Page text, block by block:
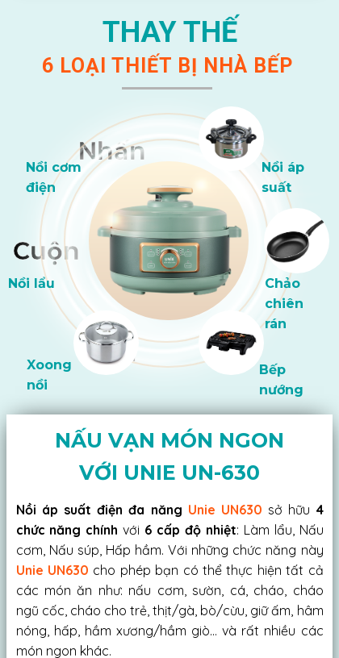
6 LOẠI THIẾT BỊ NHÀ BẾP
THAY THẾ
Nhấn
Chà
Cuộn
Nắn
Bấm Bóp
Nồi cơm
điện
Nồi lẩu
Nồi áp
suất
Chảo
chiên
rán
Xoong
nồi
Bếp
nướng
NẤU VẠN MÓN NGON
VỚI UNIE UN-630
Nồi áp suất điện đa năng Unie UN630 sở hữu 4
chức năng chính với 6 cấp độ nhiệt: Làm lẩu, Nấu
cơm, Nấu súp, Hấp hầm. Với những chức năng này
Unie UN630 cho phép bạn có thể thực hiện tất cả
các món ăn như: nấu cơm, sườn, cá, cháo, cháo
ngũ cốc, cháo cho trẻ, thịt/gà, bò/cừu, giữ ấm, hâm
nóng, hấp, hầm xương/hầm giò… và rất nhiều các
món ngon khác.